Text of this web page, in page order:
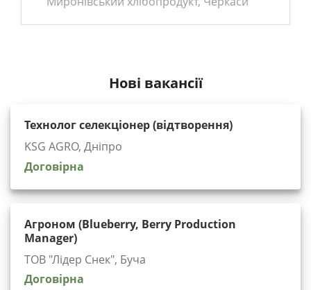
Нові вакансії
Технолог селекціонер (відтворення)
KSG AGRO, Дніпро
Договірна
Агроном (Blueberry, Berry Production
Manager)
ТОВ "Лідер Снек", Буча
Договірна